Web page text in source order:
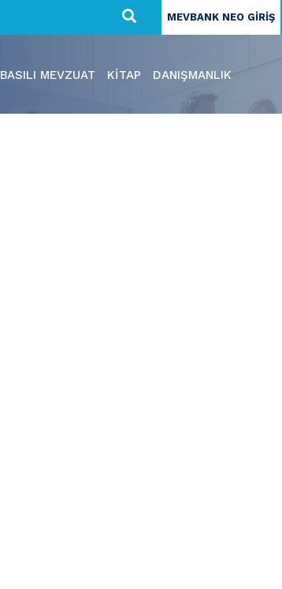
MEVBANK NEO GİRİŞ
BASILI MEVZUAT KITAP DANIŞMANLIK